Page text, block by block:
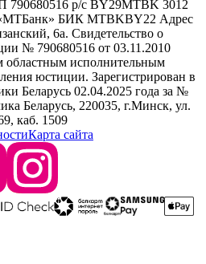
65Б, офис 1509
15
пт 9:00–17:00
790680516 р/с BY29MTBK 3012
БИК MTBKBY22 Адрес
6а. Свидетельство о
№ 790680516 от 03.11.2010
областным исполнительным
юстиции. Зарегистрирован в
Беларусь 02.04.2025 года за №
Беларусь, 220035, г.Минск, ул.
каб. 1509
Карта сайта